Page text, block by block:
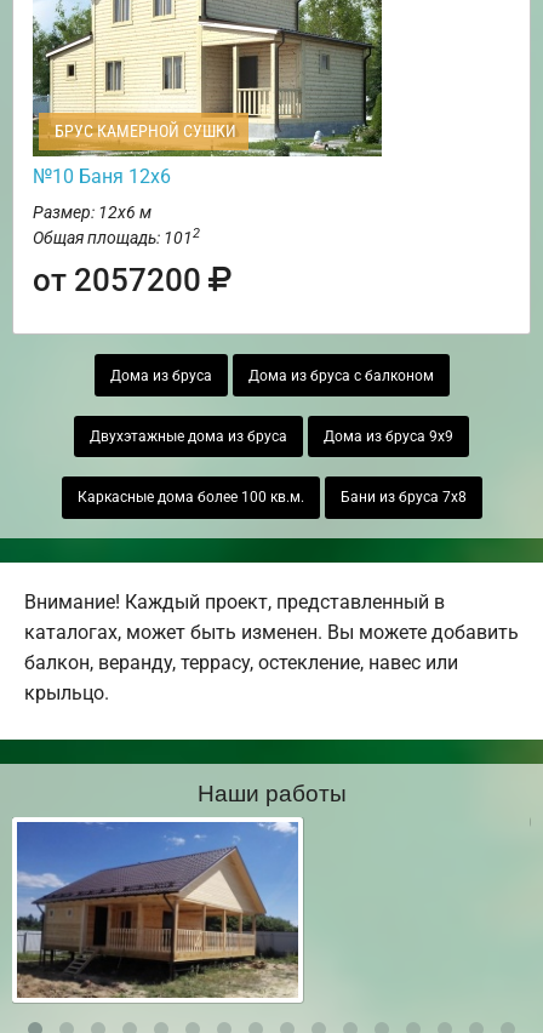
БРУС КАМЕРНОЙ СУШКИ
№10 Баня 12х6
Размер: 12х6 м
Общая площадь: 1012
от 2057200
Дома из бруса Дома из бруса с балконом
Двухэтажные дома из бруса Дома из бруса 9х9
Каркасные дома более 100 кв.м. Бани из бруса 7х8
Внимание! Каждый проект, представленный в
каталогах, может быть изменен. Вы можете добавить
балкон, веранду, террасу, остекление, навес или
крыльцо.
Наши работы